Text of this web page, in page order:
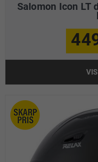
Salomon Icon LT